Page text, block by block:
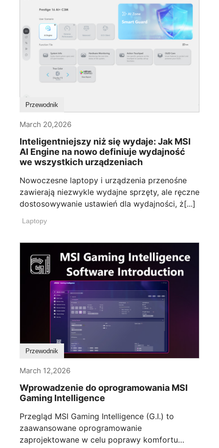
Przewodnik
March 20,2026
Inteligentniejszy niż się wydaje: Jak MSI
AI Engine na nowo definiuje wydajność
we wszystkich urządzeniach
Nowoczesne laptopy i urządzenia przenośne
zawierają niezwykle wydajne sprzęty, ale ręczne
dostosowywanie ustawień dla wydajności, ż[...]
Laptopy
Przewodnik
March 12,2026
Wprowadzenie do oprogramowania MSI
Gaming Intelligence
Przegląd MSI Gaming Intelligence (G.I.) to
zaawansowane oprogramowanie
zaprojektowane w celu poprawy komfortu